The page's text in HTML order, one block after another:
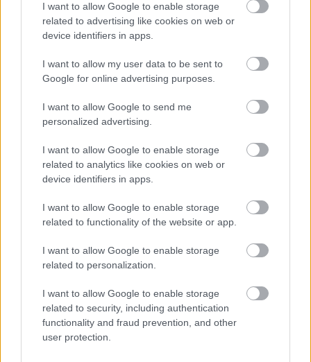
I want to allow Google to enable storage
related to advertising like cookies on web or
device identifiers in apps.
I want to allow my user data to be sent to
Google for online advertising purposes.
I want to allow Google to send me
personalized advertising.
I want to allow Google to enable storage
related to analytics like cookies on web or
device identifiers in apps.
I want to allow Google to enable storage
related to functionality of the website or app.
I want to allow Google to enable storage
related to personalization.
I want to allow Google to enable storage
related to security, including authentication
functionality and fraud prevention, and other
user protection.
HIRDETÉS
HIRDETÉS
HIRDETÉS
LEGOLVASOTTABB
Paks II.: Mit jelent az 5. blokk új
mérföldköve a felülvizsgálat
árnyékában?
Fontos a postaládákba költöző
széncinegék védelme